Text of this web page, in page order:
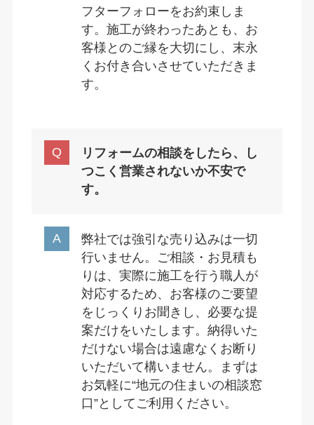
フターフォローをお約束しま
す。施工が終わったあとも、お
客様とのご縁を大切にし、末永
くお付き合いさせていただきま
す。
リフォームの相談をしたら、し
つこく営業されないか不安で
す。
弊社では強引な売り込みは一切
行いません。ご相談・お見積も
りは、実際に施工を行う職人が
対応するため、お客様のご要望
をじっくりお聞きし、必要な提
案だけをいたします。納得いた
だけない場合は遠慮なくお断り
いただいて構いません。まずは
お気軽に“地元の住まいの相談窓
口”としてご利用ください。